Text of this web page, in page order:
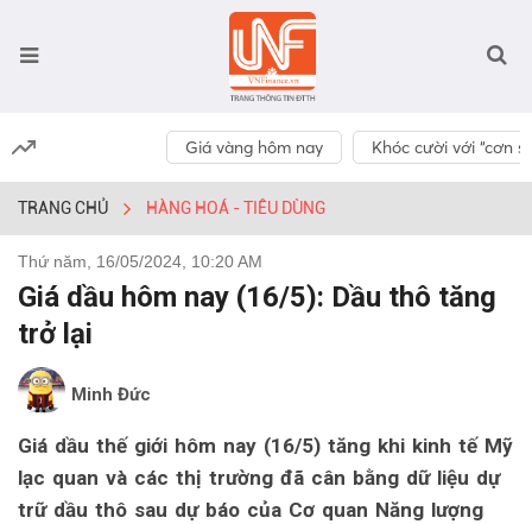
Giá vàng hôm nay Khóc cười với “cơn
TRANG CHỦ HÀNG HOÁ - TIÊU DÙNG
Thứ năm, 16/05/2024, 10:20 AM
Giá dầu hôm nay (16/5): Dầu thô tăng
trở lại
Minh Đức
Giá dầu thế giới hôm nay (16/5) tăng khi kinh tế Mỹ
lạc quan và các thị trường đã cân bằng dữ liệu dự
trữ dầu thô sau dự báo của Cơ quan Năng lượng